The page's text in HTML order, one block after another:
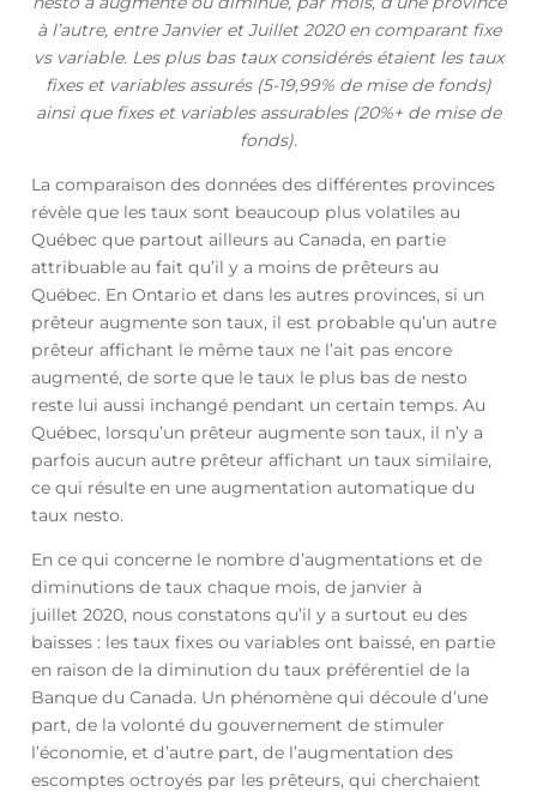
à l’autre, entre Janvier et Juillet 2020 en comparant fixe
vs variable. Les plus bas taux considérés étaient les taux
fixes et variables assurés (5-19,99% de mise de fonds)
ainsi que fixes et variables assurables (20%+ de mise de
fonds).
La comparaison des données des différentes provinces
révèle que les taux sont beaucoup plus volatiles au
Québec que partout ailleurs au Canada, en partie
attribuable au fait qu’il y a moins de prêteurs au
Québec. En Ontario et dans les autres provinces, si un
prêteur augmente son taux, il est probable qu’un autre
prêteur affichant le même taux ne l’ait pas encore
augmenté, de sorte que le taux le plus bas de nesto
reste lui aussi inchangé pendant un certain temps. Au
Québec, lorsqu’un prêteur augmente son taux, il n’y a
parfois aucun autre prêteur affichant un taux similaire,
ce qui résulte en une augmentation automatique du
taux nesto.
En ce qui concerne le nombre d’augmentations et de
diminutions de taux chaque mois, de janvier à
juillet 2020, nous constatons qu’il y a surtout eu des
baisses : les taux fixes ou variables ont baissé, en partie
en raison de la diminution du taux préférentiel de la
Banque du Canada. Un phénomène qui découle d’une
part, de la volonté du gouvernement de stimuler
l’économie, et d’autre part, de l’augmentation des
escomptes octroyés par les prêteurs, qui cherchaient